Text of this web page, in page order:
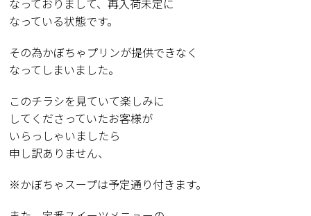
なっておりまして、再入荷未定に
なっている状態です。
その為かぼちゃプリンが提供できなく
なってしまいました。
このチラシを見ていて楽しみに
してくださっていたお客様が
いらっしゃいましたら
申し訳ありません、
※かぼちゃスープは予定通り付きます。